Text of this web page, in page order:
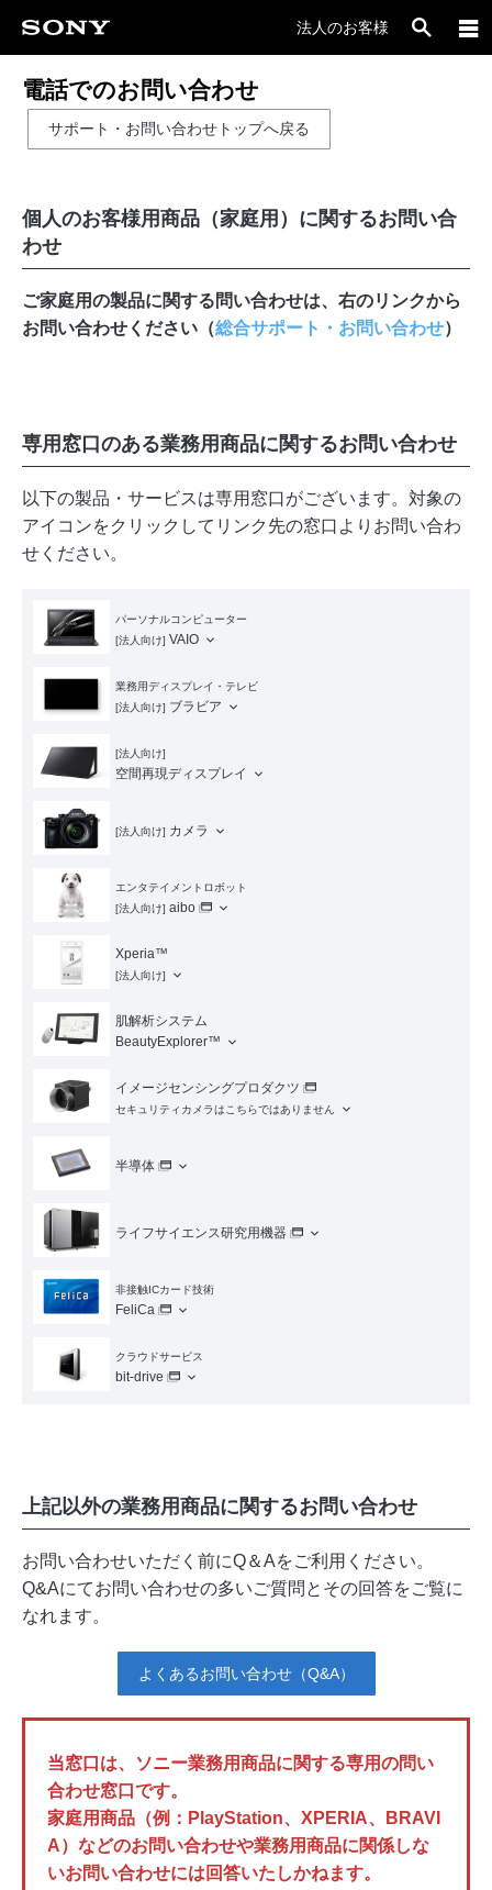
法人のお客様
電話でのお問い合わせ
サポート・お問い合わせトップへ戻る
個人のお客様用商品（家庭用）に関するお問い合
わせ
ご家庭用の製品に関する問い合わせは、右のリンクから
お問い合わせください（総合サポート・お問い合わせ）
専用窓口のある業務用商品に関するお問い合わせ
以下の製品・サービスは専用窓口がございます。対象の
アイコンをクリックしてリンク先の窓口よりお問い合わ
せください。
パーソナルコンピューター
[法人向け] VAIO
業務用ディスプレイ・テレビ
[法人向け] ブラビア
[法人向け]
空間再現ディスプレイ
[法人向け] カメラ
エンタテイメントロボット
[法人向け] aibo
Xperia™
[法人向け]
肌解析システム
BeautyExplorer™
イメージセンシングプロダクツ
セキュリティカメラはこちらではありません
半導体
ライフサイエンス研究用機器
非接触ICカード技術
FeliCa
クラウドサービス
bit-drive
上記以外の業務用商品に関するお問い合わせ
お問い合わせいただく前にQ＆Aをご利用ください。
Q&Aにてお問い合わせの多いご質問とその回答をご覧に
なれます。
よくあるお問い合わせ（Q&A）
当窓口は、ソニー業務用商品に関する専用の問い
合わせ窓口です。
家庭用商品（例：PlayStation、XPERIA、BRAVI
A）などのお問い合わせや業務用商品に関係しな
いお問い合わせには回答いたしかねます。